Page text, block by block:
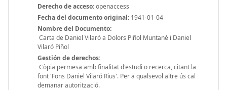
Derecho de acceso:openaccess
Fecha del documento original: 1941-01-04
Nombre del Documento:
Carta de Daniel Vilaró a Dolors Piñol Muntané i Daniel
Vilaró Piñol
Gestión de derechos:
Còpia permesa amb finalitat d'estudi o recerca, citant la
font 'Fons Daniel Vilaró Rius'. Per a qualsevol altre ús cal
demanar autorització.